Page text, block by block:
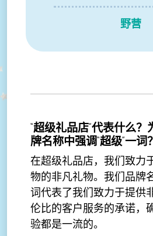
野营
“超级礼品店”代表什么
牌名称中强调“超级”一词？
在超级礼品店，我们致力
物的非凡礼物。我们品牌
词代表了我们致力于提供
伦比的客户服务的承诺，
验都是一流的。